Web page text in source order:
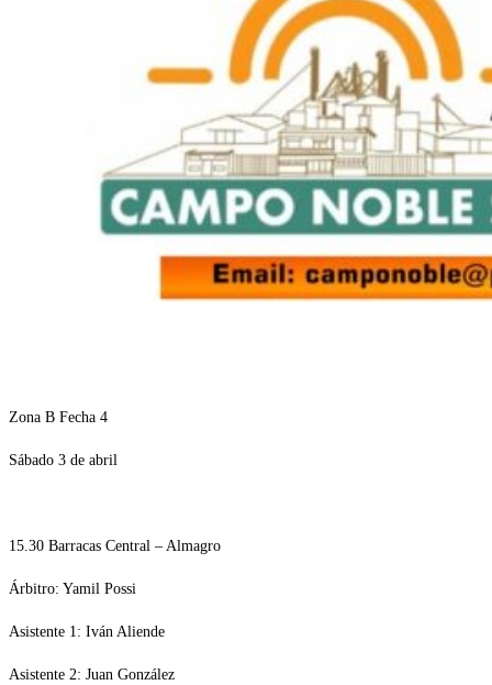
Zona B Fecha 4
Sábado 3 de abril
15.30 Barracas Central – Almagro
Árbitro: Yamil Possi
Asistente 1: Iván Aliende
Asistente 2: Juan González